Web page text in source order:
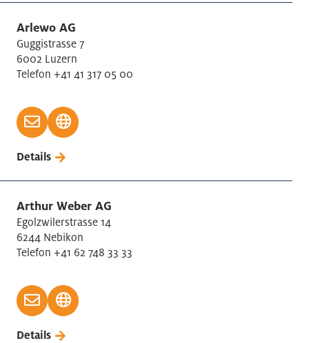
Arlewo AG
Guggistrasse 7
6002 Luzern
Telefon +41 41 317 05 00
Details
Arthur Weber AG
Egolzwilerstrasse 14
6244 Nebikon
Telefon +41 62 748 33 33
Details